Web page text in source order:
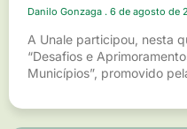
Danilo Gonzaga 6 de agosto de
A Unale participou, nesta
“Desafios e
Municípios”, promovido